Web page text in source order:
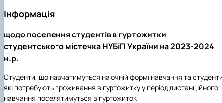
Інформація
щодо поселення студентів в гуртожитки
студентського містечка НУБіП України на 2023-2024
н.р.
Студенти, що навчатимуться на очній формі навчання та
які потребують проживання в гуртожитку у період дистанційного
навчання поселятимуться в гуртожиток: